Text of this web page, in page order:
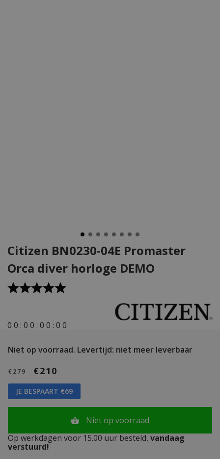
Citizen BN0230-04E Promaster
Orca diver horloge DEMO
0 0 : 0 0 : 0 0 : 0 0
Niet op voorraad. Levertijd: niet meer leverbaar
€279 €210
JE BESPAART €69
Niet op voorraad
Op werkdagen voor 15.00 uur besteld, vandaag
verstuurd!